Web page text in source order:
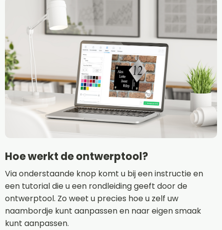
Hoe werkt de ontwerptool?
Via onderstaande knop komt u bij een instructie en
een tutorial die u een rondleiding geeft door de
ontwerptool. Zo weet u precies hoe u zelf uw
naambordje kunt aanpassen en naar eigen smaak
kunt aanpassen.